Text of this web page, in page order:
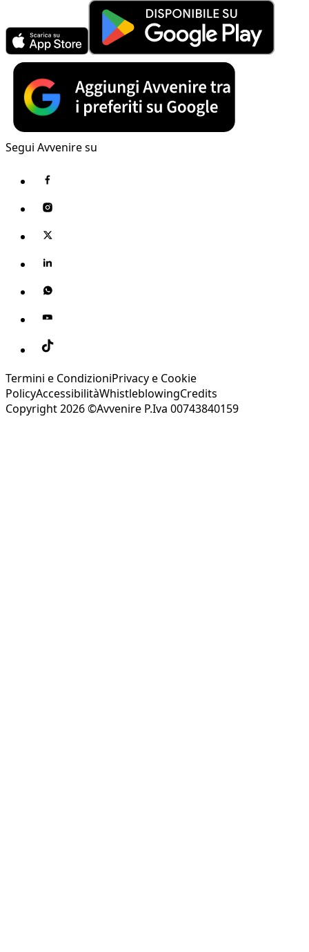
Segui Avvenire su
Termini e CondizioniPrivacy e Cookie
PolicyAccessibilitàWhistleblowingCredits
Copyright 2026 ©Avvenire P.Iva 00743840159